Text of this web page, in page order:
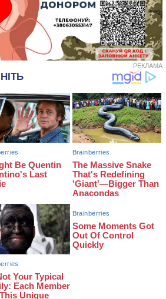
У Черкасах СБУ викрила
прокремлівську агітаторку, яка
закликала до захоплення
України
“Як сказати дитині, що тато
Черкащини запускають серію
На Золотоніщині вже десяту
добу гасять пожежу торфу
Від 80 гривень за кілограм: в
Україні прогнозують стрибок цін на
Захисника зі Звенигородщини,
який обороняв Авдіївку,
нагородили “Комбатантським
хрестом”
На Черкащині п’яний мотоцикліст
зіткнувся з мопедом: двоє людей у
лікарні
РЕКЛАМА